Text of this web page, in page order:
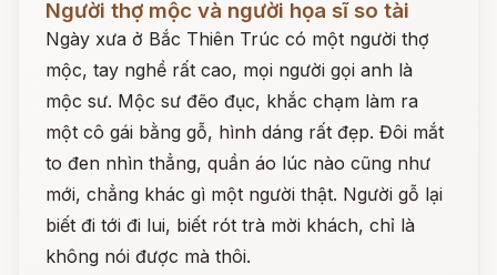
Người thợ mộc và người họa sĩ so tài
Ngày xưa ở Bắc Thiên Trúc có một người thợ
mộc, tay nghề rất cao, mọi người gọi anh là
mộc sư. Mộc sư đẽo đục, khắc chạm làm ra
một cô gái bằng gỗ, hình dáng rất đẹp. Đôi mắt
to đen nhìn thẳng, quần áo lúc nào cũng như
mới, chẳng khác gì một người thật. Người gỗ lại
biết đi tới đi lui, biết rót trà mời khách, chỉ là
không nói được mà thôi.